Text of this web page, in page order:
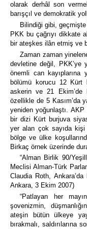
olarak derhâl son
barışçıl ve demokratik
Bilindiği gibi,
PKK bu çağrıyı dikkate
bir ateşkes ilân etmiş ve
Zaman zaman
devletine değil, PKK’ye
önemli can kayıplarına
bölümü korucu 12 Kürt
askerin ve 21 Ekim’de
özellikle de 5 Kasım’da
yeniden yoğunlaştı.
bir dizi Kürt burjuva
yer alan çok sayıda kişi
bölge ve ülke
Birkaç örnek üzerinde
“Alman Birlik 90/
Meclisi Alman-Türk
Claudia Roth, Ankara’da
Ankara, 3 Ekim 2007)
“Patlayan her
şovenizmin,
ateşin bütün ülkeye
bırakmalı, saldırılarına